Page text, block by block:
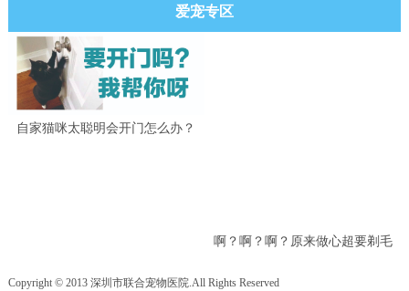
爱宠专区
自家猫咪太聪明会开门怎么办？
啊？啊？啊？原来做心超要剃毛
Copyright © 2013 深圳市联合宠物医院.All Rights Reserved